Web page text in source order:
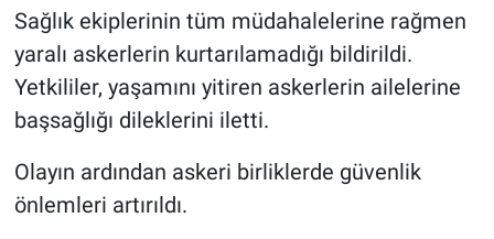
Sağlık ekiplerinin tüm müdahalelerine rağmen
yaralı askerlerin kurtarılamadığı bildirildi.
Yetkililer, yaşamını yitiren askerlerin ailelerine
başsağlığı dileklerini iletti.
Olayın ardından askeri birliklerde güvenlik
önlemleri artırıldı.